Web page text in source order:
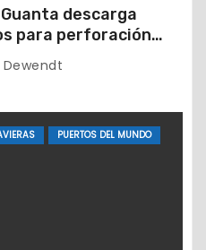
descarga
para perforación
Dewendt
PUERTOS DEL MUNDO